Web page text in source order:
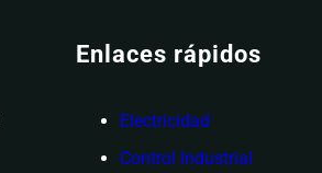
Enlaces rápidos
Electricidad
Control Industrial